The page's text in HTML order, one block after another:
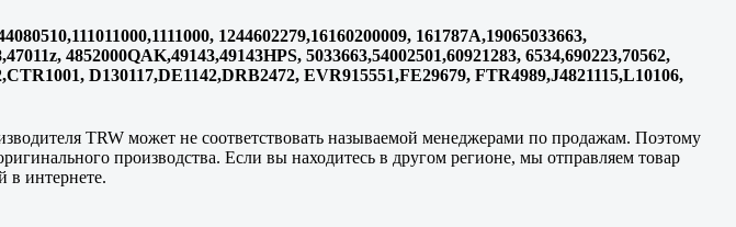
1244602279,16160200009, 161787A,19065033663,
4852000QAK,49143,49143HPS, 5033663,54002501,60921283, 6534,690223,70562,
D130117,DE1142,DRB2472, EVR915551,FE29679, FTR4989,J4821115,L10106,
TRW может не соответствовать называемой менеджерами по продажам. Поэтому
производства. Если вы находитесь в другом регионе, мы отправляем товар
в интернете.